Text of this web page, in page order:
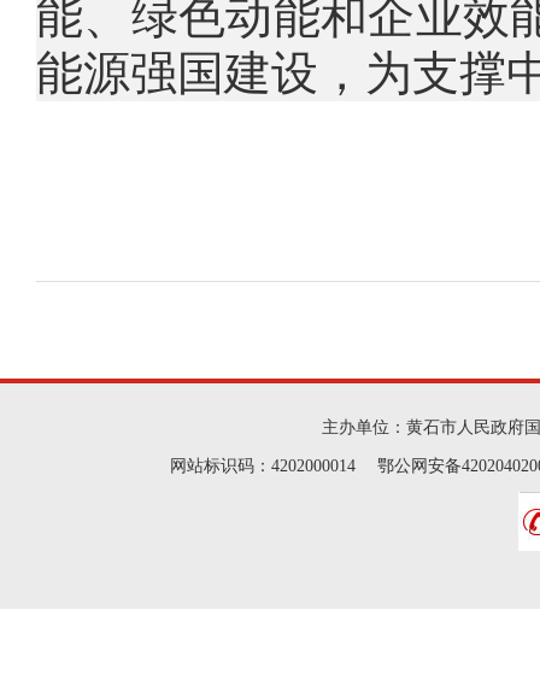
能、绿色动能和企业效
能源强国建设，为支撑
主办单位：黄石市人民政府
网站标识码：4202000014 鄂公网安备